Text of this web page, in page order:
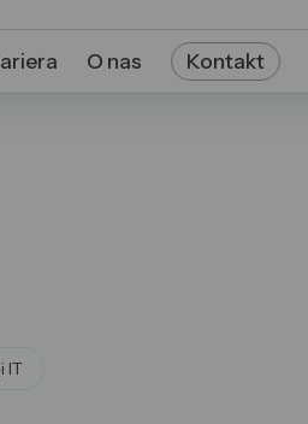
O nas Kontakt
IT